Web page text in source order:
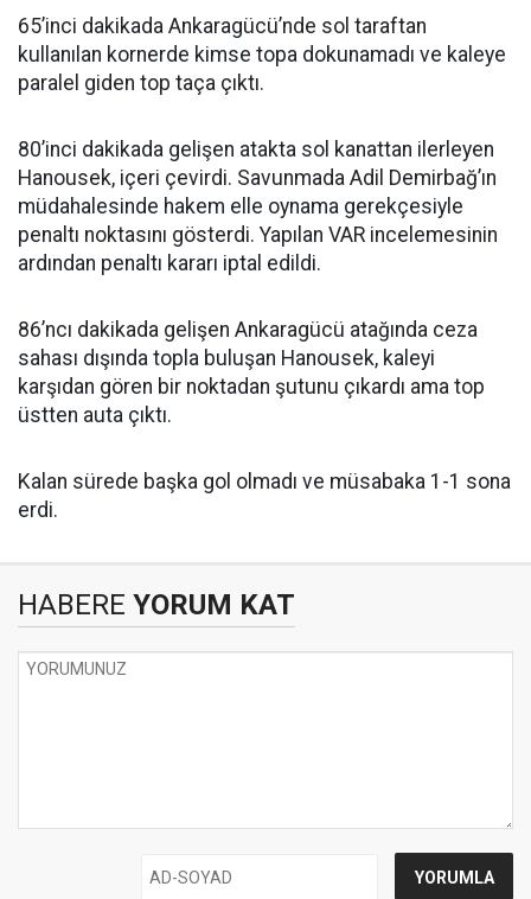
65’inci dakikada Ankaragücü’nde sol taraftan
kullanılan kornerde kimse topa dokunamadı ve kaleye
paralel giden top taça çıktı.
80’inci dakikada gelişen atakta sol kanattan ilerleyen
Hanousek, içeri çevirdi. Savunmada Adil Demirbağ’ın
müdahalesinde hakem elle oynama gerekçesiyle
penaltı noktasını gösterdi. Yapılan VAR incelemesinin
ardından penaltı kararı iptal edildi.
86’ncı dakikada gelişen Ankaragücü atağında ceza
sahası dışında topla buluşan Hanousek, kaleyi
karşıdan gören bir noktadan şutunu çıkardı ama top
üstten auta çıktı.
Kalan sürede başka gol olmadı ve müsabaka 1-1 sona
erdi.
HABERE YORUM KAT